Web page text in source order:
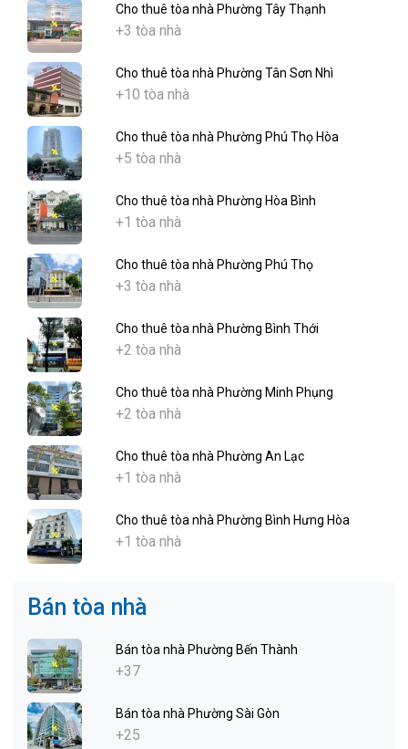
Cho thuê tòa nhà Phường Tây Thạnh
+3 tòa nhà
Cho thuê tòa nhà Phường Tân Sơn Nhì
+10 tòa nhà
Cho thuê tòa nhà Phường Phú Thọ Hòa
+5 tòa nhà
Cho thuê tòa nhà Phường Hòa Bình
+1 tòa nhà
Cho thuê tòa nhà Phường Phú Thọ
+3 tòa nhà
Cho thuê tòa nhà Phường Bình Thới
+2 tòa nhà
Cho thuê tòa nhà Phường Minh Phụng
+2 tòa nhà
Cho thuê tòa nhà Phường An Lạc
+1 tòa nhà
Cho thuê tòa nhà Phường Bình Hưng Hòa
+1 tòa nhà
Bán tòa nhà
Bán tòa nhà Phường Bến Thành
+37
Bán tòa nhà Phường Sài Gòn
+25